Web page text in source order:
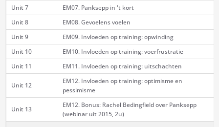
Unit 7
EM07. Panksepp in 't kort
Unit 8
EM08. Gevoelens voelen
Unit 9
EM09. Invloeden op training: opwinding
Unit 10
EM10. Invloeden op training: voerfrustratie
Unit 11
EM11. Invloeden op training: uitschachten
Unit 12
EM12. Invloeden op training: optimisme en
pessimisme
Unit 13
EM12. Bonus: Rachel Bedingfield over Panksepp
(webinar uit 2015, 2u)